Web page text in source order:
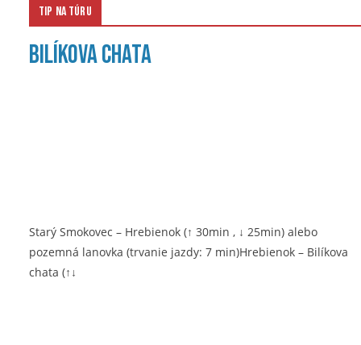
Tip na túru
Bilíkova chata
Starý Smokovec – Hrebienok (↑ 30min , ↓ 25min) alebo
pozemná lanovka (trvanie jazdy: 7 min)Hrebienok – Bilíkova
chata (↑↓